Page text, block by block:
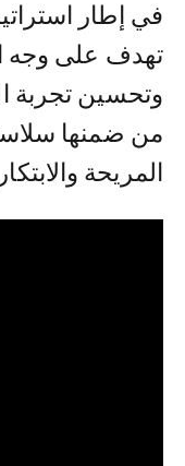
تهدف على وجه
وتحسين تجربة
من ضمنها
المريحة